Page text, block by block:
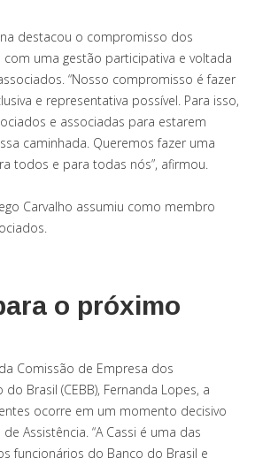
destacou o compromisso dos
uma gestão participativa e voltada
“Nosso compromisso é fazer
e representativa possível. Para isso,
e associadas para estarem
caminhada. Queremos fazer uma
todos e para todas nós”, afirmou.
Carvalho assumiu como membro
o próximo
Comissão de Empresa dos
Brasil (CEBB), Fernanda Lopes, a
ocorre em um momento decisivo
Assistência. “A Cassi é uma das
funcionários do Banco do Brasil e